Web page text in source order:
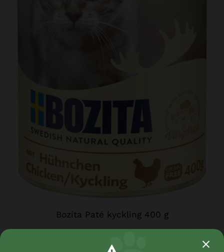
Bozita Paté kyckling 400 g